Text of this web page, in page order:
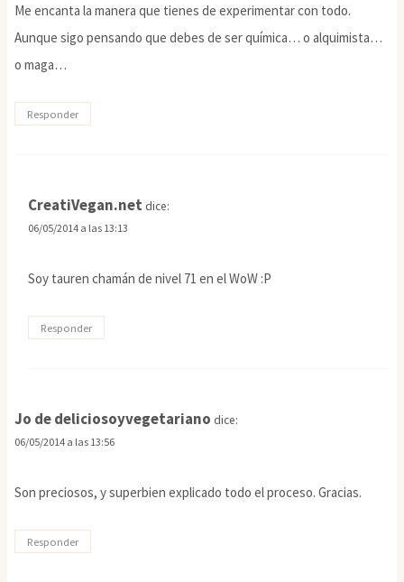
Me encanta la manera que tienes de experimentar con todo.
Aunque sigo pensando que debes de ser química… o alquimista…
o maga…
Responder
CreatiVegan.net dice:
06/05/2014 a las 13:13
Soy tauren chamán de nivel 71 en el WoW :P
Responder
Jo de deliciosoyvegetariano dice:
06/05/2014 a las 13:56
Son preciosos, y superbien explicado todo el proceso. Gracias.
Responder